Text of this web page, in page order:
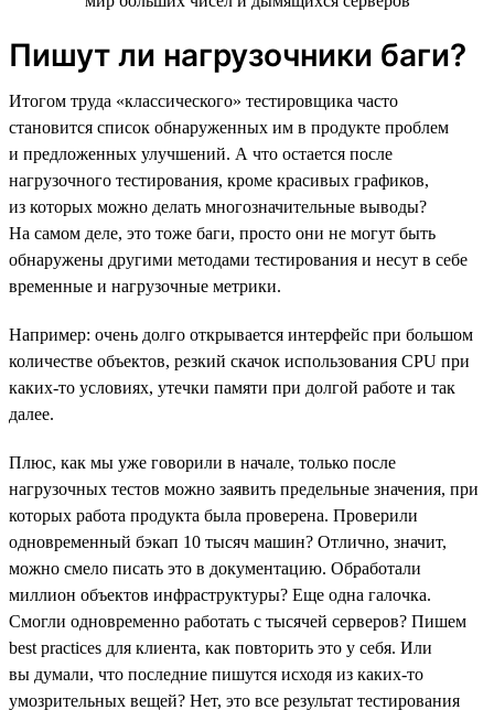
Пишут ли нагрузочники баги?
Итогом труда «классического» тестировщика часто
становится список обнаруженных им в продукте проблем
и предложенных улучшений. А что остается после
нагрузочного тестирования, кроме красивых графиков,
из которых можно делать многозначительные выводы?
На самом деле, это тоже баги, просто они не могут быть
обнаружены другими методами тестирования и несут в себе
временные и нагрузочные метрики.
Например: очень долго открывается интерфейс при большом
количестве объектов, резкий скачок использования CPU при
каких-то условиях, утечки памяти при долгой работе и так
далее.
Плюс, как мы уже говорили в начале, только после
нагрузочных тестов можно заявить предельные значения, при
которых работа продукта была проверена. Проверили
одновременный бэкап 10 тысяч машин? Отлично, значит,
можно смело писать это в документацию. Обработали
миллион объектов инфраструктуры? Еще одна галочка.
Смогли одновременно работать с тысячей серверов? Пишем
best practices для клиента, как повторить это у себя. Или
вы думали, что последние пишутся исходя из каких-то
умозрительных вещей? Нет, это все результат тестирования